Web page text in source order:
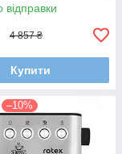
відправки
4 857 ₴
Купити
–10%